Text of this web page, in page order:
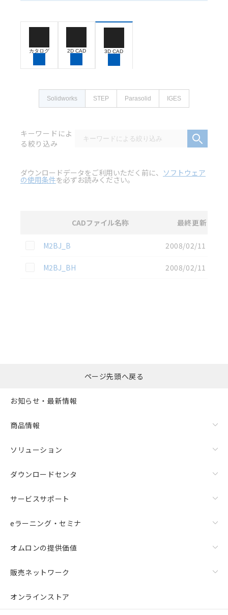
カタログ 2D CAD 3D CAD
Solidworks STEP Parasolid IGES
キーワードによ
る絞り込み
ダウンロードデータをご利用いただく前に、 ソフトウェア
の使用条件を必ずお読みください。
CADファイル名称 最終更新
この資料を選択
M2BJ_B
2008/02/11
この資料を選択
M2BJ_BH 2008/02/11
括ダウンロード
ページ先頭へ戻る
お知らせ・最新情報
商品情報
ソリューション
ダウンロードセンタ
サービスサポート
eラーニング・セミナ
オムロンの提供価値
販売ネットワーク
オンラインストア